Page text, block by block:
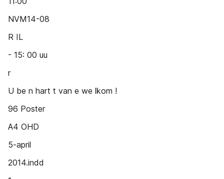
NVM14-08
R IL
- 15: 00 uu
r
U be n hart t van e we lkom !
96 Poster
A4 OHD
5-april
2014.indd